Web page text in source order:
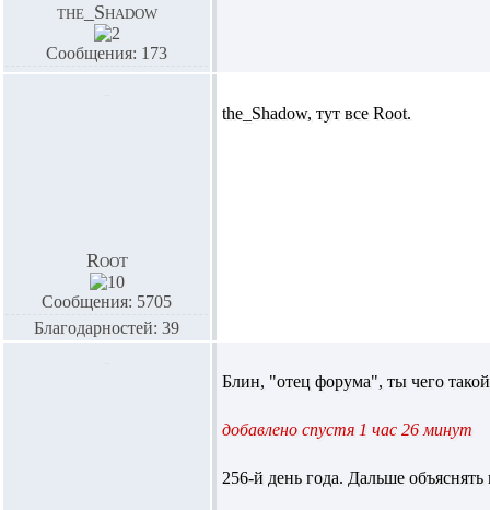
the_Shadow
Сообщения: 173
Root
Сообщения: 5705
Благодарностей: 39
the_Shadow, тут все Root.
Блин, "отец форума", ты чего
добавлено спустя 1 час 26 минут
256-й день года. Дальше